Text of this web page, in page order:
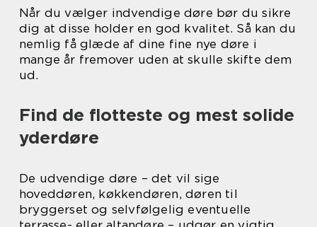
Når du vælger indvendige døre bør du sikre
dig at disse holder en god kvalitet. Så kan du
nemlig få glæde af dine fine nye døre i
mange år fremover uden at skulle skifte dem
ud.
Find de flotteste og mest solide
yderdøre
De udvendige døre – det vil sige
hoveddøren, køkkendøren, døren til
bryggerset og selvfølgelig eventuelle